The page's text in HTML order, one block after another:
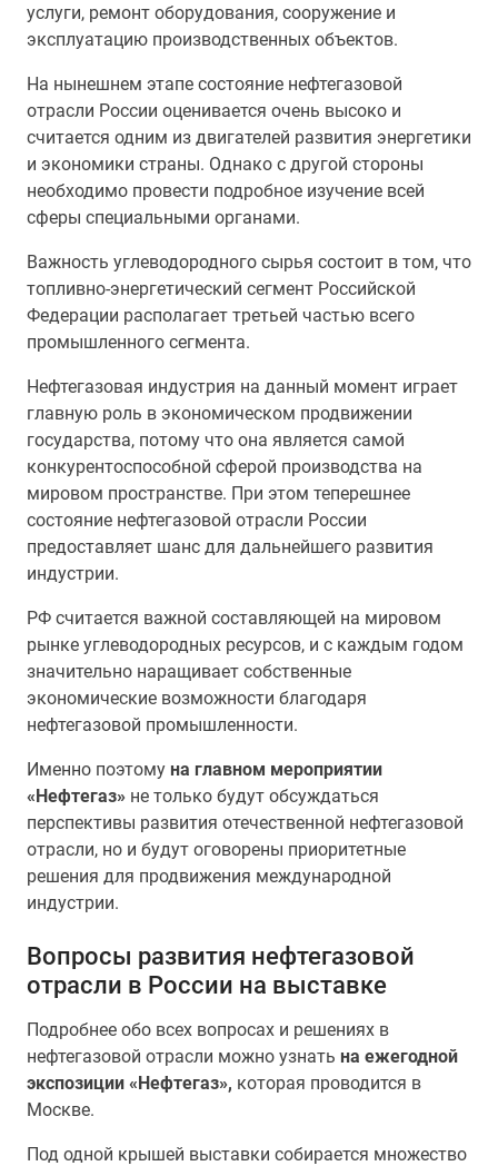
услуги, ремонт оборудования, сооружение и
эксплуатацию производственных объектов.
На нынешнем этапе состояние нефтегазовой
отрасли России оценивается очень высоко и
считается одним из двигателей развития энергетики
и экономики страны. Однако с другой стороны
необходимо провести подробное изучение всей
сферы специальными органами.
Важность углеводородного сырья состоит в том, что
топливно-энергетический сегмент Российской
Федерации располагает третьей частью всего
промышленного сегмента.
Нефтегазовая индустрия на данный момент играет
главную роль в экономическом продвижении
государства, потому что она является самой
конкурентоспособной сферой производства на
мировом пространстве. При этом теперешнее
состояние нефтегазовой отрасли России
предоставляет шанс для дальнейшего развития
индустрии.
РФ считается важной составляющей на мировом
рынке углеводородных ресурсов, и с каждым годом
значительно наращивает собственные
экономические возможности благодаря
нефтегазовой промышленности.
Именно поэтому на главном мероприятии
«Нефтегаз» не только будут обсуждаться
перспективы развития отечественной нефтегазовой
отрасли, но и будут оговорены приоритетные
решения для продвижения международной
индустрии.
Вопросы развития нефтегазовой
отрасли в России на выставке
Подробнее обо всех вопросах и решениях в
нефтегазовой отрасли можно узнать на ежегодной
экспозиции «Нефтегаз», которая проводится в
Москве.
Под одной крышей выставки собирается множество